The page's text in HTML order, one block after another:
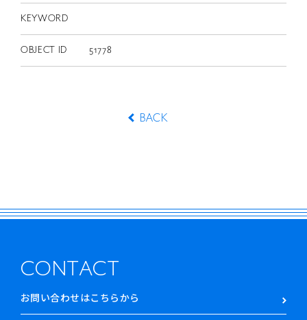
KEYWORD
OBJECT ID 51778
BACK
CONTACT
お問い合わせはこちらから